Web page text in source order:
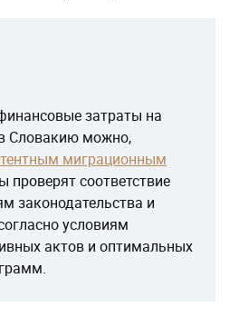
затраты на
Словакию можно,
миграционным
проверят соответствие
законодательства и
условиям
актов и оптимальных